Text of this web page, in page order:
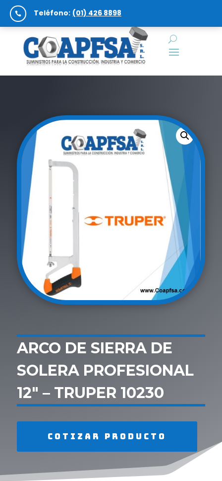
 Teléfono: (01) 426 8898
ARCO DE SIERRA DE
SOLERA PROFESIONAL
12″ – TRUPER 10230
Cotizar producto